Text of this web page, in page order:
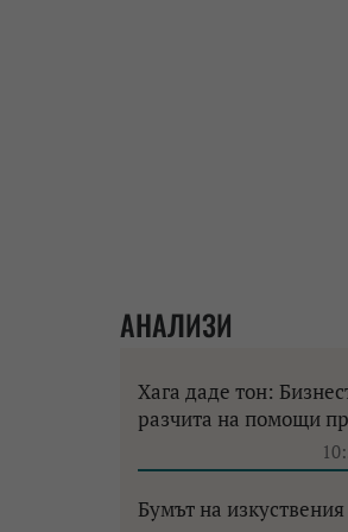
АНАЛИЗИ
Хага даде тон:
разчита на помощи
Бумът на